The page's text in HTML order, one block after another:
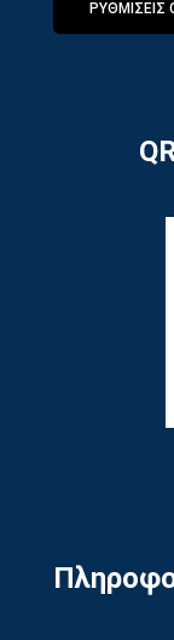
ΡΥΘΜΙΣΕΙΣ